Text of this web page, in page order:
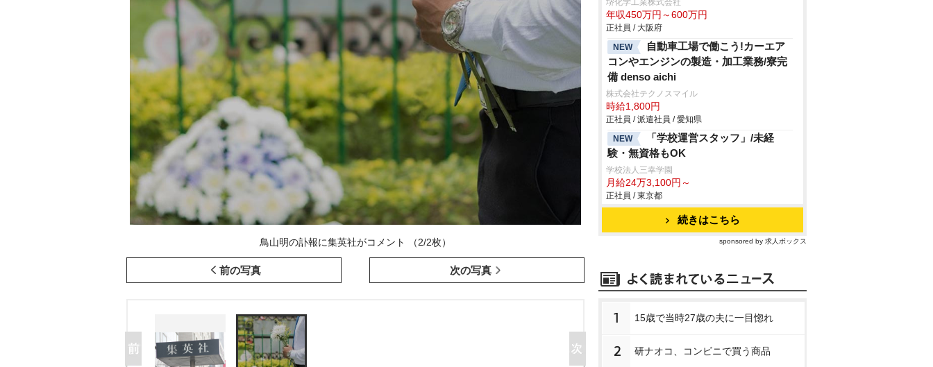
鳥山明の訃報に集英社がコメント （2/2枚）
前の写真 次の写真
堺化学工業株式会社
年収450万円～600万円
正社員 / 大阪府
NEW
自動車工場で働こう!カーエア
コンやエンジンの製造・加工業務/寮完
備 denso aichi
株式会社テクノスマイル
時給1,800円
正社員 / 派遣社員 / 愛知県
NEW
「学校運営スタッフ」/未経
験・無資格もOK
学校法人三幸学園
月給24万3,100円～
正社員 / 東京都
続きはこちら
sponsored by 求人ボックス
1 15歳で当時27歳の夫に一目惚れ
2 研ナオコ、コンビニで買う商品